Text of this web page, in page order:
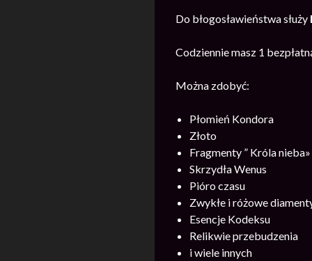
Do błogosławieństwa służy
Codziennie masz 1
Można zdobyć:
Płomień Kondora
Złoto
Fragmenty ” Króla nieba»
Skrzydła Wenus
Pióro czasu
Zwykłe i różowe
Esencje Kodeksu
Relikwie przebudzenia
i wiele innych